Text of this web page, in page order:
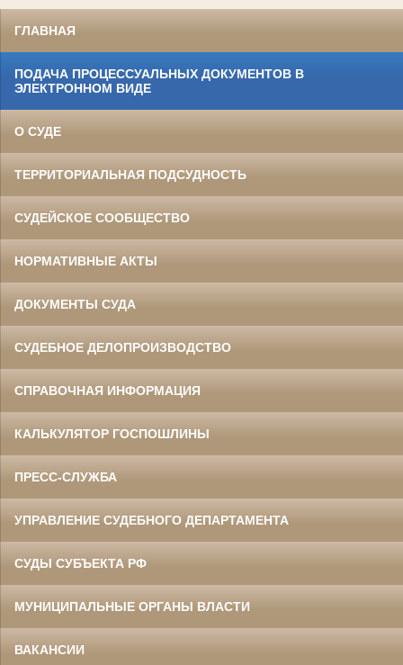
ГЛАВНАЯ
ПОДАЧА ПРОЦЕССУАЛЬНЫХ ДОКУМЕНТОВ В
ЭЛЕКТРОННОМ ВИДЕ
О СУДЕ
ТЕРРИТОРИАЛЬНАЯ ПОДСУДНОСТЬ
СУДЕЙСКОЕ СООБЩЕСТВО
НОРМАТИВНЫЕ АКТЫ
ДОКУМЕНТЫ СУДА
СУДЕБНОЕ ДЕЛОПРОИЗВОДСТВО
СПРАВОЧНАЯ ИНФОРМАЦИЯ
КАЛЬКУЛЯТОР ГОСПОШЛИНЫ
ПРЕСС-СЛУЖБА
УПРАВЛЕНИЕ СУДЕБНОГО ДЕПАРТАМЕНТА
СУДЫ СУБЪЕКТА РФ
МУНИЦИПАЛЬНЫЕ ОРГАНЫ ВЛАСТИ
ВАКАНСИИ